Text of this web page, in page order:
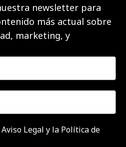
newsletter para
más actual sobre
marketing, y
Aviso Legal y la Política de